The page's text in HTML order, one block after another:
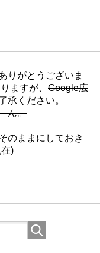
りがとうございま
ますが、 Google広
承ください。
ん。
のままにしておき
)